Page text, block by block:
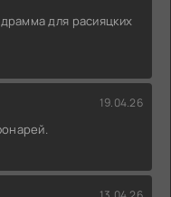
для расияцких
19.04.26